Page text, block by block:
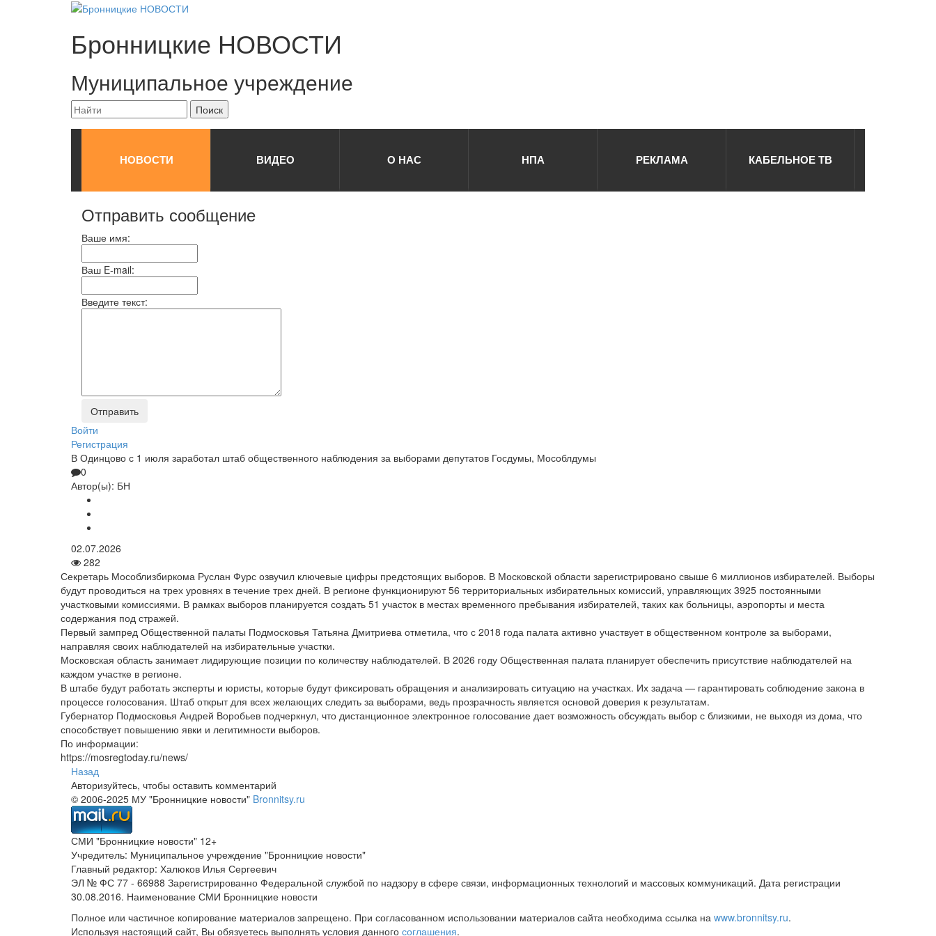
Бронницкие НОВОСТИ
Муниципальное учреждение
НОВОСТИ ВИДЕО О НАС НПА РЕКЛАМА КАБЕЛЬНОЕ ТВ
Отправить сообщение
Ваше имя:
Ваш E-mail:
Введите текст:
Войти
Регистрация
В Одинцово с 1 июля заработал штаб общественного наблюдения за выборами депутатов Госдумы, Мособлдумы
0
Автор(ы): БН
02.07.2026
282
Секретарь Мособлизбиркома Руслан Фурс озвучил ключевые цифры предстоящих выборов. В Московской области зарегистрировано свыше 6 миллионов избирателей. Выборы
будут проводиться на трех уровнях в течение трех дней. В регионе функционируют 56 территориальных избирательных комиссий, управляющих 3925 постоянными
участковыми комиссиями. В рамках выборов планируется создать 51 участок в местах временного пребывания избирателей, таких как больницы, аэропорты и места
содержания под стражей.
Первый зампред Общественной палаты Подмосковья Татьяна Дмитриева отметила, что с 2018 года палата активно участвует в общественном контроле за выборами,
направляя своих наблюдателей на избирательные участки.
Московская область занимает лидирующие позиции по количеству наблюдателей. В 2026 году Общественная палата планирует обеспечить присутствие наблюдателей на
каждом участке в регионе.
В штабе будут работать эксперты и юристы, которые будут фиксировать обращения и анализировать ситуацию на участках. Их задача — гарантировать соблюдение закона в
процессе голосования. Штаб открыт для всех желающих следить за выборами, ведь прозрачность является основой доверия к результатам.
Губернатор Подмосковья Андрей Воробьев подчеркнул, что дистанционное электронное голосование дает возможность обсуждать выбор с близкими, не выходя из дома, что
способствует повышению явки и легитимности выборов.
По информации:
https://mosregtoday.ru/news/
Назад
Авторизуйтесь, чтобы оставить комментарий
© 2006-2025 МУ "Бронницкие новости" Bronnitsy.ru
СМИ "Бронницкие новости" 12+
Учредитель: Муниципальное учреждение "Бронницкие новости"
Главный редактор: Халюков Илья Сергеевич
ЭЛ № ФС 77 - 66988 Зарегистрированно Федеральной службой по надзору в сфере связи, информационных технологий и массовых коммуникаций. Дата регистрации
30.08.2016. Наименование СМИ Бронницкие новости
Полное или частичное копирование материалов запрещено. При согласованном использовании материалов сайта необходима ссылка на www.bronnitsy.ru.
Используя настоящий сайт, Вы обязуетесь выполнять условия данного соглашения.